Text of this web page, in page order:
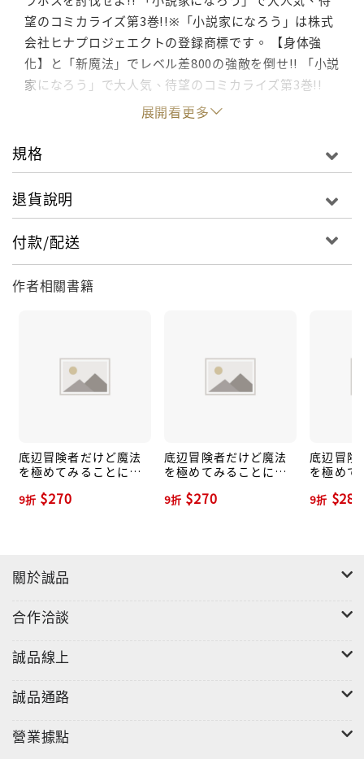
望のコミカライズ第3巻!!※「小説家になろう」は株式
会社ヒナプロジェエクトの登録商標です。 【身体強
化】と「新魔法」でレベル差800の強敵を倒せ!! 「小説
家になろう」で大人気、待望のコミカライズ第3巻!!
展開看更多
規格
退貨說明
付款/配送
作者相關書籍
底辺冒険者だけど魔法
を極めてみることにし
9折 $270
底辺冒険者だけど魔法
を極めてみることにし
9折 $270
底辺冒険
を極めて
9折 $283
關於誠品
合作洽談
誠品線上
誠品通路
營業據點